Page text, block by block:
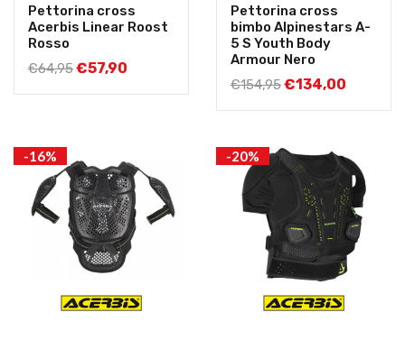
Pettorina cross
Acerbis Linear Roost
Rosso
€64,95€57,90
Pettorina cross
bimbo Alpinestars A-
5 S Youth Body
Armour Nero
€154,95€134,00
-16% -20%